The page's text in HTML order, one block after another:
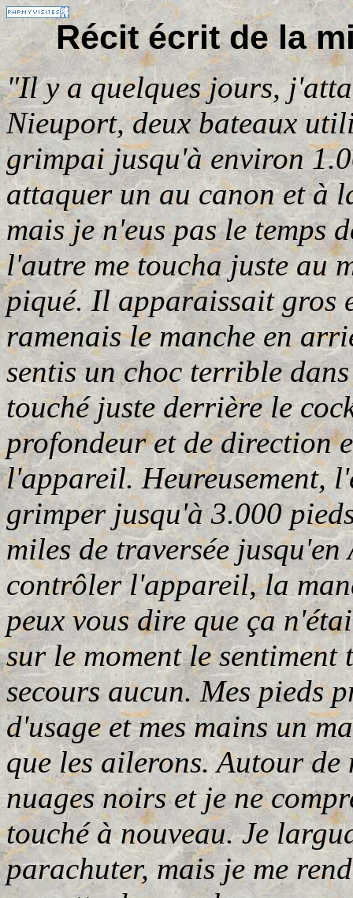
Récit écrit de la
"Il y a quelques jours,
Nieuport, deux bateaux
grimpai jusqu'à environ
attaquer un au canon et à
mais je n'eus pas le temps
l'autre me toucha juste au
piqué. Il apparaissait gros
ramenais le manche en
sentis un choc terrible
touché juste derrière le
profondeur et de direction
l'appareil. Heureusement,
grimper jusqu'à 3.000
miles de traversée
contrôler l'appareil, la
peux vous dire que ça
sur le moment le
secours aucun. Mes pieds
d'usage et mes mains un
que les ailerons. Autour
nuages noirs et je ne
touché à nouveau. Je
parachuter, mais je me